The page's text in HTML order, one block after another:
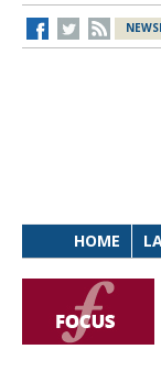
HOME